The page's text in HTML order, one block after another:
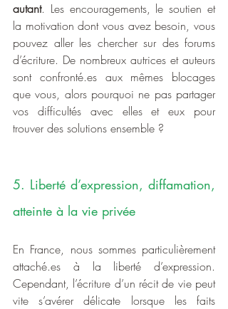
autant. Les encouragements, le soutien et
la motivation dont vous avez besoin, vous
pouvez aller les chercher sur des forums
d’écriture. De nombreux autrices et auteurs
sont confronté.es aux mêmes blocages
que vous, alors pourquoi ne pas partager
vos difficultés avec elles et eux pour
trouver des solutions ensemble ?
5. Liberté d’expression, diffamation,
atteinte à la vie privée
En France, nous sommes particulièrement
attaché.es à la liberté d’expression.
Cependant, l’écriture d’un récit de vie peut
vite s’avérer délicate lorsque les faits